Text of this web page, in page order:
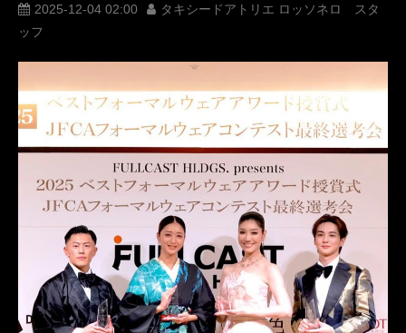
レンタルタキシード 衣装 MUNETAKAYOKOYAMA
Tuxedo Atelier ROSSO NERO
タキシードアトリエロッソネロ レンタルタキシード東京
タキシード東京 ディナーショー
parkyuchyn
2025-12-04 02:00
タキシードアトリエ ロッソネロ スタ
ッフ